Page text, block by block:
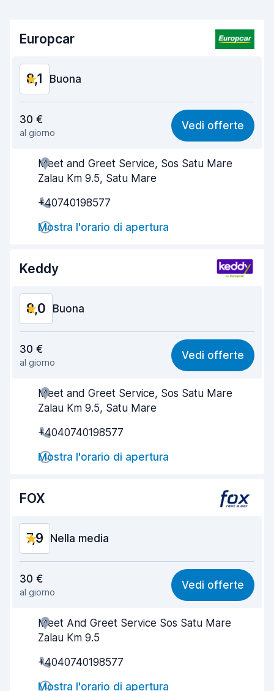
Europcar
8,1 Buona
7,8
Facile da trovare 8,2
Gentilezza degli agenti
Condizioni dell'auto 8,1
30 €
al giorno
Vedi offerte
Meet and Greet Service, Sos Satu Mare
Zalau Km 9.5, Satu Mare
+40740198577
Mostra l'orario di apertura
Keddy
8,0 Buona
7,8
Facile da trovare 8,2
Gentilezza degli agenti
Condizioni dell'auto 8,0
30 €
al giorno
Vedi offerte
Meet and Greet Service, Sos Satu Mare
Zalau Km 9.5, Satu Mare
+4040740198577
Mostra l'orario di apertura
FOX
7,9 Nella media
7,7
Facile da trovare 8,2
Gentilezza degli agenti
30 €
al giorno
Vedi offerte
Meet And Greet Service Sos Satu Mare
Zalau Km 9.5
+4040740198577
Mostra l'orario di apertura